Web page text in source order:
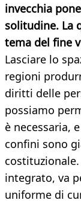
invecchia
solitudine. La
tema del fine
Lasciare lo
regioni
diritti delle
possiamo
è necessaria,
confini sono
integrato, va
uniforme di